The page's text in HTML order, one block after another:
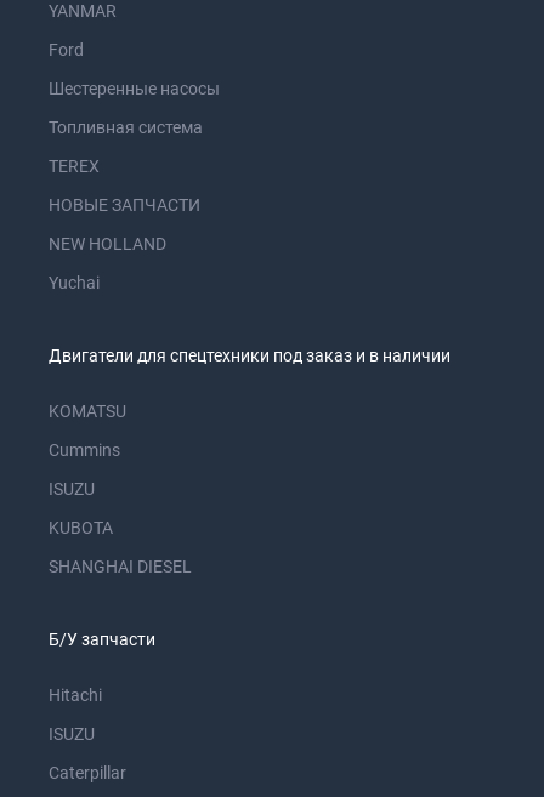
YANMAR
Ford
Шестеренные насосы
Топливная система
TEREX
НОВЫЕ ЗАПЧАСТИ
NEW HOLLAND
Yuchai
Двигатели для спецтехники под заказ и в наличии
KOMATSU
Cummins
ISUZU
KUBOTA
SHANGHAI DIESEL
Б/У запчасти
Hitachi
ISUZU
Caterpillar